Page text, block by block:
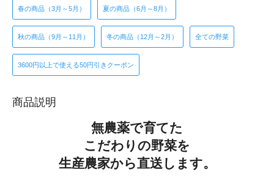
春の商品（3月～5月） 夏の商品（6月～8月）
秋の商品（9月～11月） 冬の商品（12月～2月） 全ての野菜
3600円以上で使える50円引きクーポン
商品説明
無農薬で育てた
こだわりの野菜を
生産農家から直送します。